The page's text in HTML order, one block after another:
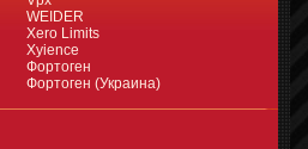
WEIDER
Xero Limits
Xyience
Фортоген
Фортоген (Украина)